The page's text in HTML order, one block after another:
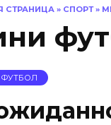
СТРАНИЦА » СПОРТ»